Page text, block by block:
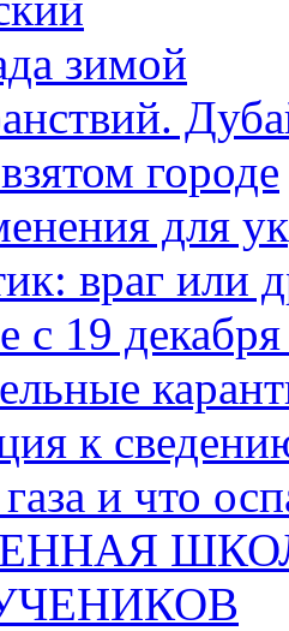
зимой
городе
для
враг или
с 19 декабря
к
и что